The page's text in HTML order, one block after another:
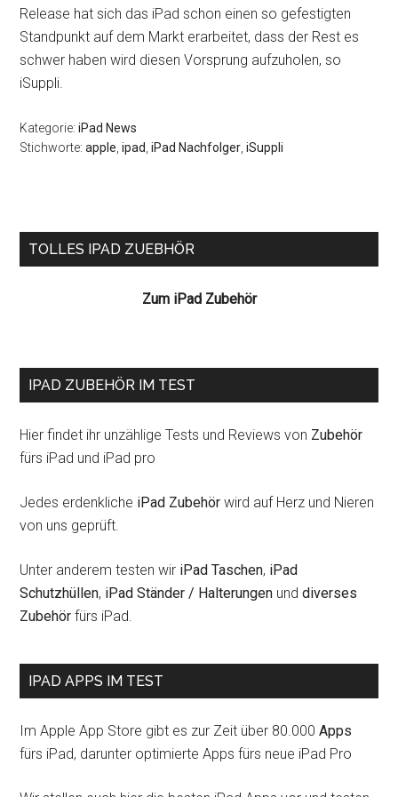
Release hat sich das iPad schon einen so gefestigten
Standpunkt auf dem Markt erarbeitet, dass der Rest es
schwer haben wird diesen Vorsprung aufzuholen, so
iSuppli.
Kategorie:iPad News
Stichworte:apple ,ipad ,iPad Nachfolger ,iSuppli
Seitenspalte
TOLLES IPAD ZUEBHÖR
Zum iPad Zubehör
IPAD ZUBEHÖR IM TEST
Hier findet ihr unzählige Tests und Reviews von Zubehör
fürs iPad und iPad pro
Jedes erdenkliche iPad Zubehör wird auf Herz und Nieren
von uns geprüft.
Unter anderem testen wir iPad Taschen, iPad
Schutzhüllen, iPad Ständer / Halterungen unddiverses
Zubehör fürs iPad.
IPAD APPS IM TEST
Im Apple App Store gibt es zur Zeit über 80.000Apps
fürs iPad, darunter optimierte Apps fürs neue iPad Pro